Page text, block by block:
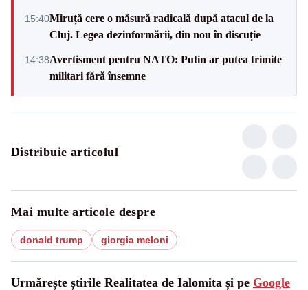
15:40Miruță cere o măsură radicală după atacul de la
Cluj. Legea dezinformării, din nou în discuție
14:38Avertisment pentru NATO: Putin ar putea trimite
militari fără însemne
Distribuie articolul
Mai multe articole despre
donald trump giorgia meloni
Urmărește știrile Realitatea de Ialomita și pe Google